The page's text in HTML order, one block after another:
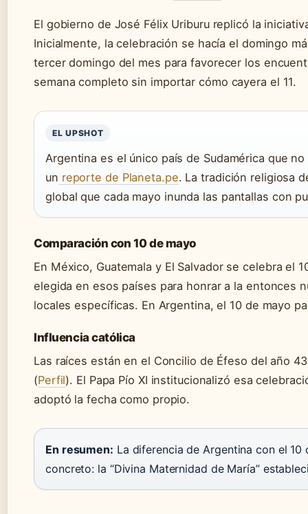
El gobierno de José Félix Uriburu replicó la
Inicialmente, la celebración se hacía el domingo
tercer domingo del mes para favorecer los
semana completo sin importar cómo cayera el 11.
EL UPSHOT
Argentina es el único país de Sudamérica que
un reporte de Planeta.pe. La tradición religiosa
global que cada mayo inunda las pantallas con
Comparación con 10 de mayo
En México, Guatemala y El Salvador se celebra el
elegida en esos países para honrar a la entonces
locales específicas. En Argentina, el 10 de mayo
Influencia católica
Las raíces están en el Concilio de Éfeso del año
(Perfil). El Papa Pío XI institucionalizó esa
adoptó la fecha como propio.
En resumen: La diferencia de Argentina con el
concreto: la “Divina Maternidad de María”